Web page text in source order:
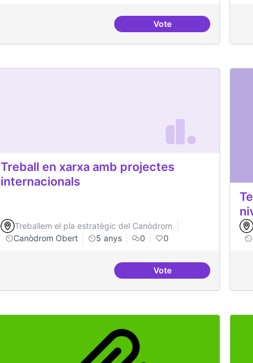
VoteUn espai d'utopies
Treball en xarxa amb projectes
internacionals
Treballem el pla estratègic del Canòdrom
Canòdrom Obert
5 anys 0 0
VoteTreball en xarxa amb